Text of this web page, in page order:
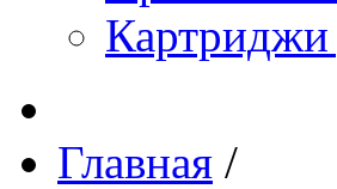
Картриджи
Главная /